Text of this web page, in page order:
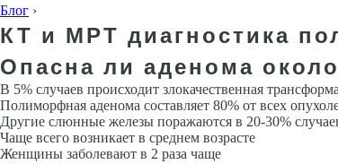
Блог ›
КТ и МРТ диагностика
Опасна ли аденома
В 5% случаев происходит злокачественная
Полиморфная аденома составляет 80% от всех
Другие слюн­ные железы поражаются в 20-30%
Чаще всего возникает в среднем воз­расте
Женщины заболевают в 2 раза чаще